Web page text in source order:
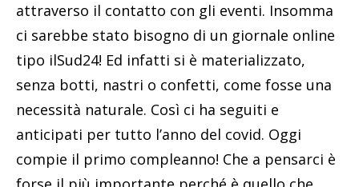
attraverso il contatto con gli eventi. Insomma
ci sarebbe stato bisogno di un giornale online
tipo ilSud24! Ed infatti si è materializzato,
senza botti, nastri o confetti, come fosse una
necessità naturale. Così ci ha seguiti e
anticipati per tutto l’anno del covid. Oggi
compie il primo compleanno! Che a pensarci è